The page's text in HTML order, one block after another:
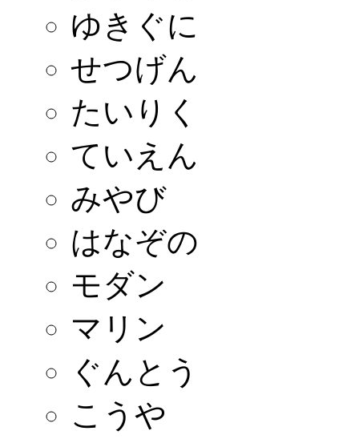
ゆきぐに
せつげん
たいりく
ていえん
みやび
はなぞの
モダン
マリン
ぐんとう
こうや